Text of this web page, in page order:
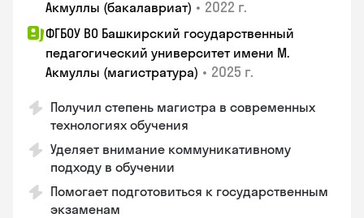
Акмуллы (бакалавриат) • 2022 г.
ФГБОУ ВО Башкирский государственный
педагогический университет имени М.
Акмуллы (магистратура) • 2025 г.
Получил степень магистра в современных
технологиях обучения
Уделяет внимание коммуникативному
подходу в обучении
Помогает подготовиться к государственным
экзаменам